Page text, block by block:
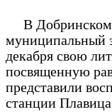
В Добринском
муниципальный
декабря свою
посвященную
представили
станции